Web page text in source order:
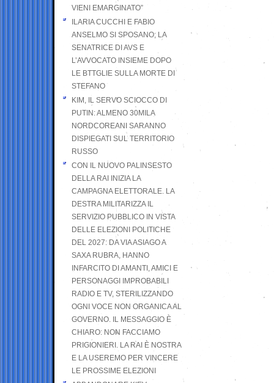
VIENI EMARGINATO”
ILARIA CUCCHI E FABIO
ANSELMO SI SPOSANO; LA
SENATRICE DI AVS E
L’AVVOCATO INSIEME DOPO
LE BTTGLIE SULLA MORTE DI
STEFANO
KIM, IL SERVO SCIOCCO DI
PUTIN: ALMENO 30MILA
NORDCOREANI SARANNO
DISPIEGATI SUL TERRITORIO
RUSSO
CON IL NUOVO PALINSESTO
DELLA RAI INIZIA LA
CAMPAGNA ELETTORALE. LA
DESTRA MILITARIZZA IL
SERVIZIO PUBBLICO IN VISTA
DELLE ELEZIONI POLITICHE
DEL 2027: DA VIA ASIAGO A
SAXA RUBRA, HANNO
INFARCITO DI AMANTI, AMICI E
PERSONAGGI IMPROBABILI
RADIO E TV, STERILIZZANDO
OGNI VOCE NON ORGANICA AL
GOVERNO. IL MESSAGGIO È
CHIARO: NON FACCIAMO
PRIGIONIERI. LA RAI È NOSTRA
E LA USEREMO PER VINCERE
LE PROSSIME ELEZIONI